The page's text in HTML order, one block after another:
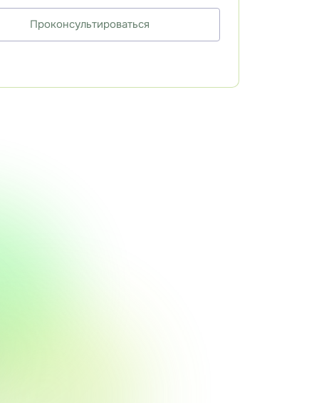
Проконсультироваться